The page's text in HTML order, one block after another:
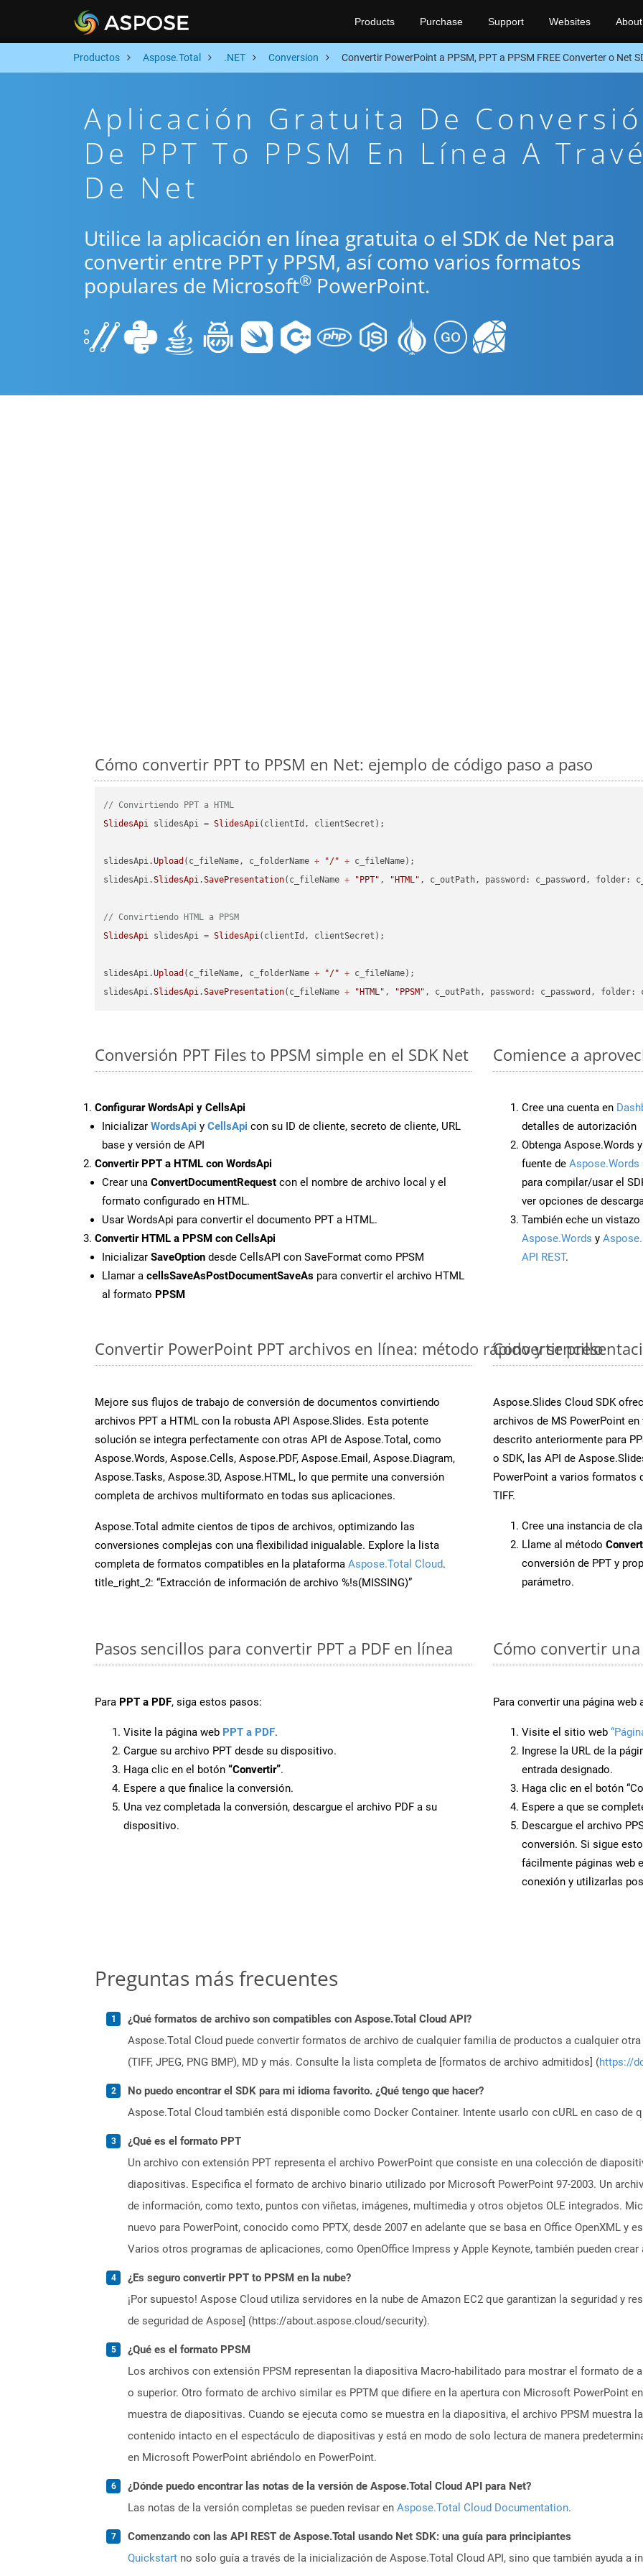
Products Purchase Support Websites About
Productos Aspose.Total .NET Conversion Convertir PowerPoint a PPSM, PPT a PPSM FREE Converter o Net
Aplicación Gratuita De
De PPT To PPSM En Línea A
De Net
Utilice la aplicación en línea gratuita o el SDK de Net para
convertir entre PPT y PPSM, así como varios formatos
populares de Microsoft® PowerPoint.
Cómo convertir PPT to PPSM en Net: ejemplo de código paso a paso
// Convirtiendo PPT a HTML
SlidesApi slidesApi = SlidesApi(clientId, clientSecret);
slidesApi.Upload (c_fileName, c_folderName + "/" + c_fileName);
slidesApi.SlidesApi.SavePresentation(c_fileName + "PPT" , "HTML" , c_outPath, password: c_password, folder:
// Convirtiendo HTML a PPSM
SlidesApi slidesApi = SlidesApi(clientId, clientSecret);
slidesApi.Upload (c_fileName, c_folderName + "/" + c_fileName);
slidesApi.SlidesApi.SavePresentation(c_fileName + "HTML" , "PPSM"
Conversión PPT Files to PPSM simple en el SDK Net
Configurar WordsApi y CellsApi
Inicializar WordsApi y CellsApi con su ID de cliente, secreto de cliente, URL
base y versión de API
Convertir PPT a HTML con WordsApi
Crear una ConvertDocumentRequest con el nombre de archivo local y el
formato configurado en HTML.
Usar WordsApi para convertir el documento PPT a HTML.
Convertir HTML a PPSM con CellsApi
Inicializar SaveOption desde CellsAPI con SaveFormat como PPSM
Llamar a cellsSaveAsPostDocumentSaveAs para convertir el archivo HTML
al formato PPSM
Comience a
Cree una cuenta en
detalles de autorización
Obtenga Aspose.Words
fuente de Aspose.Words
para compilar/usar el
ver opciones de
También eche un
Aspose.Words y
API REST.
Convertir PowerPoint PPT archivos en línea: método rápido y sencillo
Mejore sus flujos de trabajo de conversión de documentos convirtiendo
archivos PPT a HTML con la robusta API Aspose.Slides. Esta potente
solución se integra perfectamente con otras API de Aspose.Total, como
Aspose.Words, Aspose.Cells, Aspose.PDF, Aspose.Email, Aspose.Diagram,
Aspose.Tasks, Aspose.3D, Aspose.HTML, lo que permite una conversión
completa de archivos multiformato en todas sus aplicaciones.
Aspose.Total admite cientos de tipos de archivos, optimizando las
conversiones complejas con una flexibilidad inigualable. Explore la lista
completa de formatos compatibles en la plataforma Aspose.Total Cloud.
title_right_2: “Extracción de información de archivo %!s(MISSING)”
Convertir
Aspose.Slides Cloud SDK
archivos de MS PowerPoint
descrito anteriormente para
o SDK, las API de
PowerPoint a varios formatos
TIFF.
Cree una instancia de
Llame al método Convert
conversión de PPT y
parámetro.
Pasos sencillos para convertir PPT a PDF en línea
Para PPT a PDF, siga estos pasos:
Visite la página web PPT a PDF.
Cargue su archivo PPT desde su dispositivo.
Haga clic en el botón “Convertir”.
Espere a que finalice la conversión.
Una vez completada la conversión, descargue el archivo PDF a su
dispositivo.
Cómo convertir
Para convertir una página
Visite el sitio web
Ingrese la URL de la
entrada designado.
Haga clic en el botón
Espere a que se
Descargue el archivo
conversión. Si sigue
fácilmente páginas web
conexión y utilizarlas
Preguntas más frecuentes
¿Qué formatos de archivo son compatibles con Aspose.Total Cloud API?
Aspose.Total Cloud puede convertir formatos de archivo de cualquier familia de productos a cualquier otra
(TIFF, JPEG, PNG BMP), MD y más. Consulte la lista completa de [formatos de archivo admitidos] (https://
No puedo encontrar el SDK para mi idioma favorito. ¿Qué tengo que hacer?
Aspose.Total Cloud también está disponible como Docker Container. Intente usarlo con cURL en caso de
¿Qué es el formato PPT
Un archivo con extensión PPT representa el archivo PowerPoint que consiste en una colección de
diapositivas. Especifica el formato de archivo binario utilizado por Microsoft PowerPoint 97-2003. Un
de información, como texto, puntos con viñetas, imágenes, multimedia y otros objetos OLE integrados.
nuevo para PowerPoint, conocido como PPTX, desde 2007 en adelante que se basa en Office OpenXML y
Varios otros programas de aplicaciones, como OpenOffice Impress y Apple Keynote, también pueden crear
¿Es seguro convertir PPT to PPSM en la nube?
¡Por supuesto! Aspose Cloud utiliza servidores en la nube de Amazon EC2 que garantizan la seguridad y
de seguridad de Aspose] (https://about.aspose.cloud/security).
¿Qué es el formato PPSM
Los archivos con extensión PPSM representan la diapositiva Macro-habilitado para mostrar el formato de
o superior. Otro formato de archivo similar es PPTM que difiere en la apertura con Microsoft PowerPoint
muestra de diapositivas. Cuando se ejecuta como se muestra en la diapositiva, el archivo PPSM muestra
contenido intacto en el espectáculo de diapositivas y está en modo de solo lectura de manera
en Microsoft PowerPoint abriéndolo en PowerPoint.
¿Dónde puedo encontrar las notas de la versión de Aspose.Total Cloud API para Net?
Las notas de la versión completas se pueden revisar en Aspose.Total Cloud Documentation.
Comenzando con las API REST de Aspose.Total usando Net SDK: una guía para principiantes
Quickstart no solo guía a través de la inicialización de Aspose.Total Cloud API, sino que también ayuda a